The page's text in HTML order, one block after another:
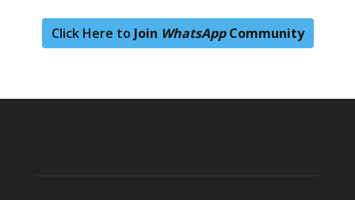
Click Here to Join WhatsAppCommunity